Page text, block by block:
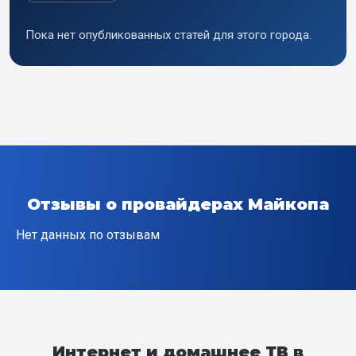
Пока нет опубликованных статей для этого города.
Отзывы о провайдерах Майкопа
Нет данных по отзывам
Интернет и домашнее ТВ в